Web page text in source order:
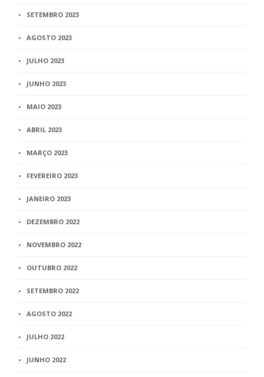
SETEMBRO 2023
AGOSTO 2023
JULHO 2023
JUNHO 2023
MAIO 2023
ABRIL 2023
MARÇO 2023
FEVEREIRO 2023
JANEIRO 2023
DEZEMBRO 2022
NOVEMBRO 2022
OUTUBRO 2022
SETEMBRO 2022
AGOSTO 2022
JULHO 2022
JUNHO 2022